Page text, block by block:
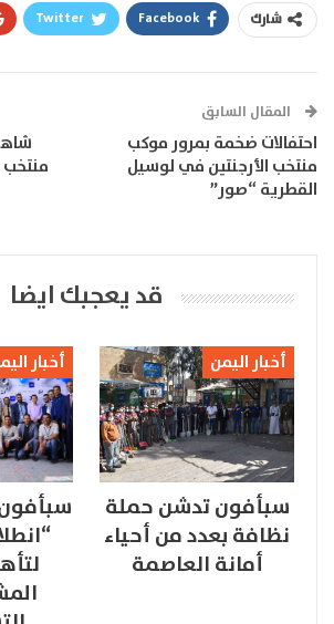
شارك Facebook
Twitter
المقال السابق
احتفالات ضخمة بمرور موكب
منتخب الأرجنتين في لوسيل
القطرية “صور”
منتخب
قد يعجبك ايضا
أخبار اليمن
سبأفون تدشن حملة
نظافة بعدد من أحياء
أمانة العاصمة
أخبار